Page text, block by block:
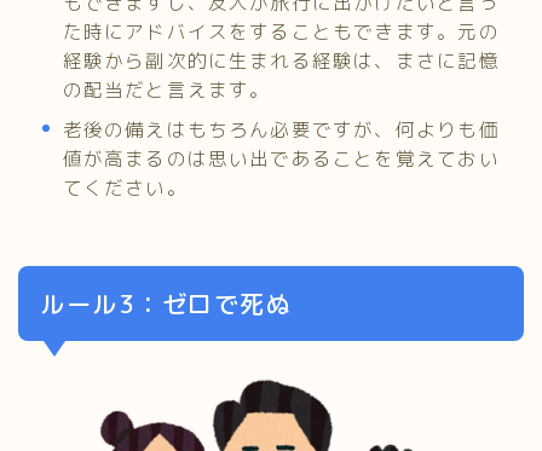
た時にアドバイスをすることもできます。元の
経験から副次的に生まれる経験は、まさに記憶
の配当だと言えます。
老後の備えはもちろん必要ですが、何よりも価
値が高まるのは思い出であることを覚えておい
てください。
ルール3：ゼロで死ぬ